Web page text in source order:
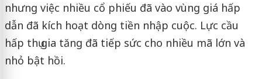
nhưng việc nhiều cổ phiếu đã vào vùng giá hấp
dẫn đã kích hoạt dòng tiền nhập cuộc. Lực cầu
hấp thụ gia tăng đã tiếp sức cho nhiều mã lớn và
nhỏ bật hồi.